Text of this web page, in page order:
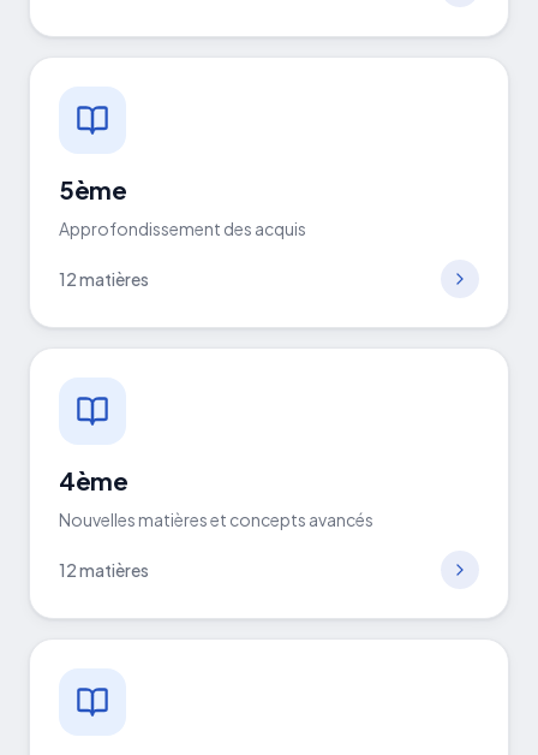
5ème
Approfondissement des acquis
12matières
4ème
Nouvelles matières et concepts avancés
12matières